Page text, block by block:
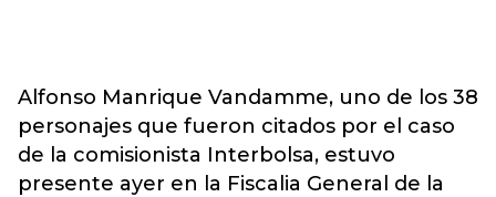
Alfonso Manrique Vandamme, uno de los 38
personajes que fueron citados por el caso
de la comisionista Interbolsa, estuvo
presente ayer en la Fiscalia General de la